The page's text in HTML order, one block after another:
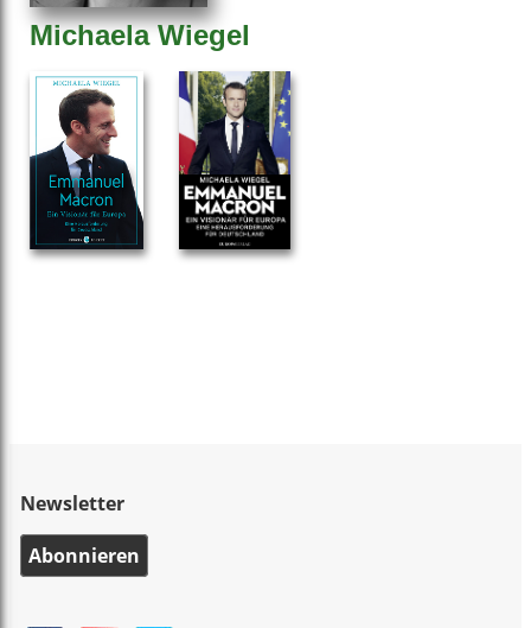
Michaela Wiegel
Newsletter
Abonnieren